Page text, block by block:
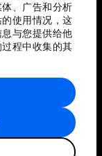
、广告和分析
使用情况，这
与您提供给他
程中收集的其